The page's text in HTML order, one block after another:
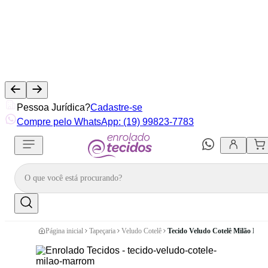
Pessoa Jurídica?Cadastre-se
Compre pelo WhatsApp: (19) 99823-7783
Página inicial Tapeçaria Veludo Cotelê Tecido Veludo Cotelê Milão